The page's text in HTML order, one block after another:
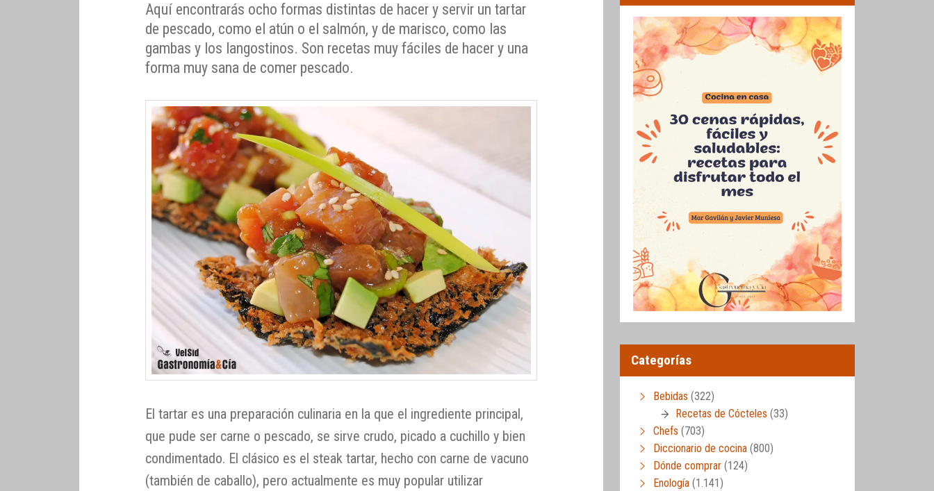
Aquí encontrarás ocho formas distintas de hacer y servir un tartar
de pescado, como el atún o el salmón, y de marisco, como las
gambas y los langostinos. Son recetas muy fáciles de hacer y una
forma muy sana de comer pescado.
El tartar es una preparación culinaria en la que el ingrediente principal,
que pude ser carne o pescado, se sirve crudo, picado a cuchillo y bien
condimentado. El clásico es el steak tartar, hecho con carne de vacuno
(también de caballo), pero actualmente es muy popular utilizar
Categorías
Bebidas (322)
Recetas de Cócteles (33)
Chefs (703)
Diccionario de cocina (800)
Dónde comprar (124)
Enología (1.141)